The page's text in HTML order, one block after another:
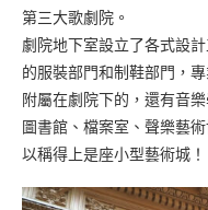
第三大歌劇院。
劇院地下室設立了各式設
的服裝部門和制鞋部門，
附屬在劇院下的，還有音
圖書館、檔案室、聲樂藝
以稱得上是座小型藝術城！